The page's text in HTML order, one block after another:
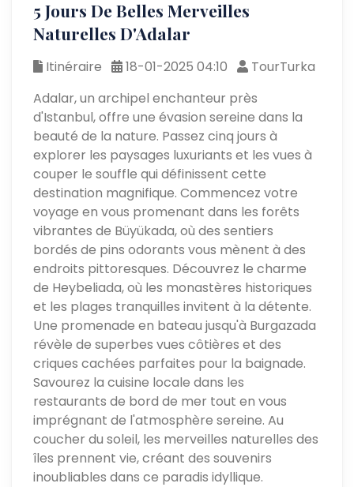
5 Jours De Belles Merveilles
Naturelles D'Adalar
Itinéraire 18-01-2025 04:10
TourTurka
Adalar, un archipel enchanteur près
d'Istanbul, offre une évasion sereine dans la
beauté de la nature. Passez cinq jours à
explorer les paysages luxuriants et les vues à
couper le souffle qui définissent cette
destination magnifique. Commencez votre
voyage en vous promenant dans les forêts
vibrantes de Büyükada, où des sentiers
bordés de pins odorants vous mènent à des
endroits pittoresques. Découvrez le charme
de Heybeliada, où les monastères historiques
et les plages tranquilles invitent à la détente.
Une promenade en bateau jusqu'à Burgazada
révèle de superbes vues côtières et des
criques cachées parfaites pour la baignade.
Savourez la cuisine locale dans les
restaurants de bord de mer tout en vous
imprégnant de l'atmosphère sereine. Au
coucher du soleil, les merveilles naturelles des
îles prennent vie, créant des souvenirs
inoubliables dans ce paradis idyllique.